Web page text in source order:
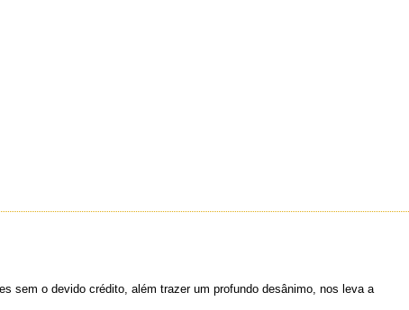
sem o devido crédito, além trazer um profundo desânimo, nos leva a